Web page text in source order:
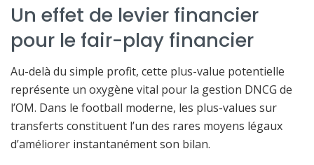
Un effet de levier financier
pour le fair-play financier
Au-delà du simple profit, cette plus-value potentielle
représente un oxygène vital pour la gestion DNCG de
l’OM. Dans le football moderne, les plus-values sur
transferts constituent l’un des rares moyens légaux
d’améliorer instantanément son bilan.